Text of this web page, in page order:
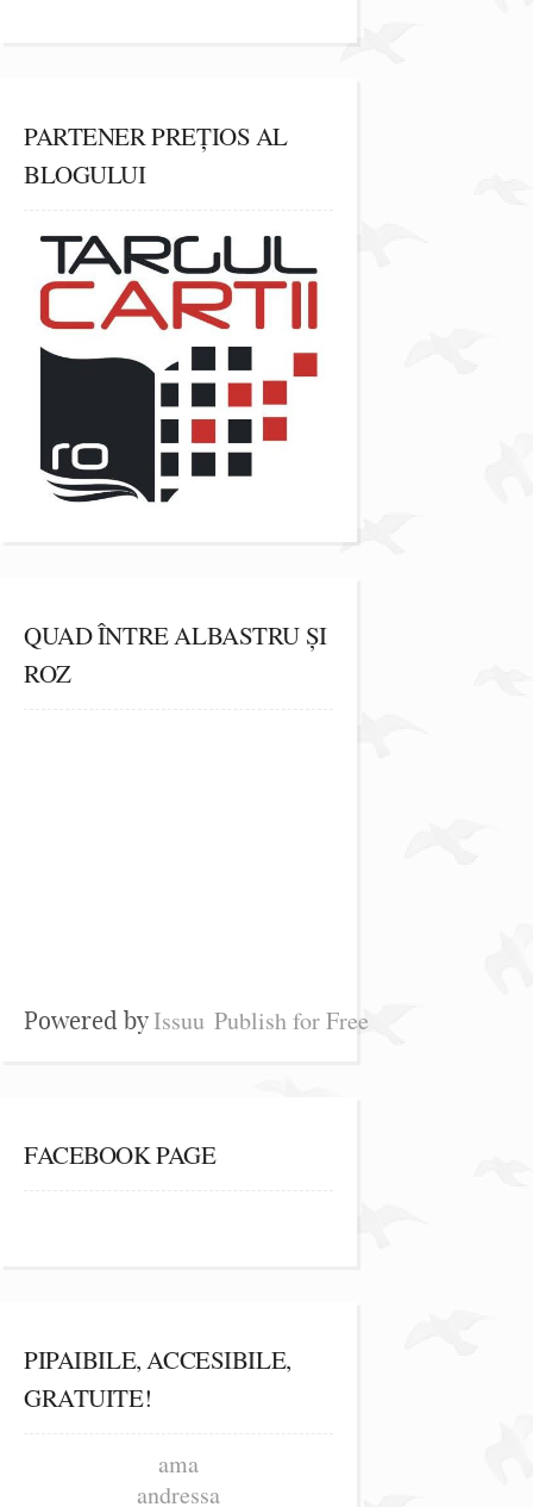
PARTENER PREȚIOS AL
BLOGULUI
QUAD ÎNTRE ALBASTRU ȘI
ROZ
Powered byIssuu Publish for Free
FACEBOOK PAGE
PIPAIBILE, ACCESIBILE,
GRATUITE!
ama
andressa